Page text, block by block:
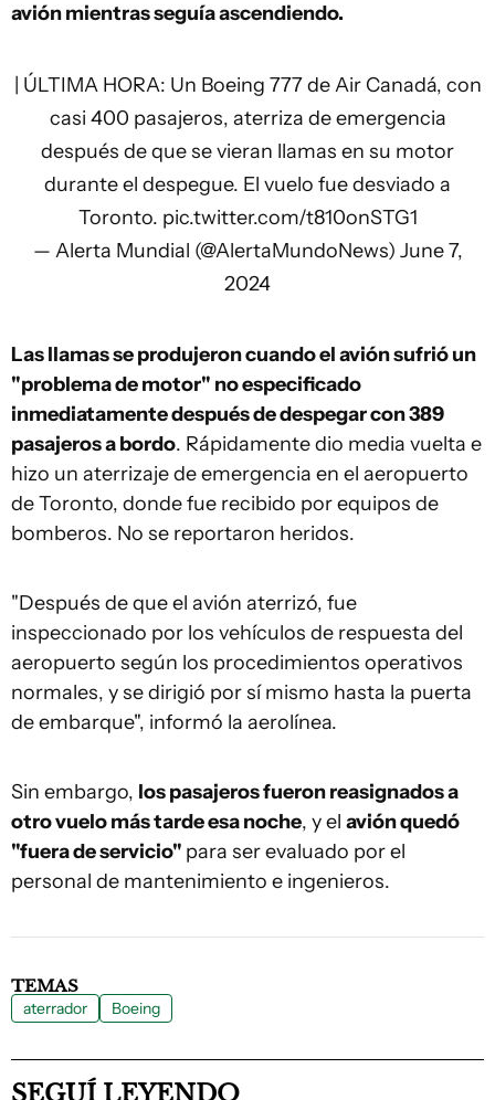
avión mientras seguía ascendiendo.
| ÚLTIMA HORA: Un Boeing 777 de Air Canadá, con
casi 400 pasajeros, aterriza de emergencia
después de que se vieran llamas en su motor
durante el despegue. El vuelo fue desviado a
Toronto. pic.twitter.com/t810onSTG1
— Alerta Mundial (@AlertaMundoNews) June 7,
2024
Las llamas se produjeron cuando el avión sufrió un
"problema de motor" no especificado
inmediatamente después de despegar con 389
pasajeros a bordo. Rápidamente dio media vuelta e
hizo un aterrizaje de emergencia en el aeropuerto
de Toronto, donde fue recibido por equipos de
bomberos. No se reportaron heridos.
"Después de que el avión aterrizó, fue
inspeccionado por los vehículos de respuesta del
aeropuerto según los procedimientos operativos
normales, y se dirigió por sí mismo hasta la puerta
de embarque", informó la aerolínea.
Sin embargo, los pasajeros fueron reasignados a
otro vuelo más tarde esa noche, y el avión quedó
"fuera de servicio" para ser evaluado por el
personal de mantenimiento e ingenieros.
TEMAS
aterrador Boeing
SEGUÍ LEYENDO